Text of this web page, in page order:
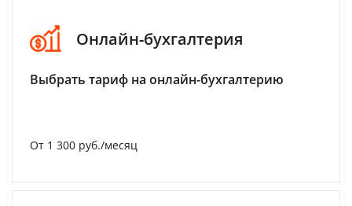
Онлайн-бухгалтерия
Выбрать тариф на онлайн-бухгалтерию
От 1 300 руб./месяц